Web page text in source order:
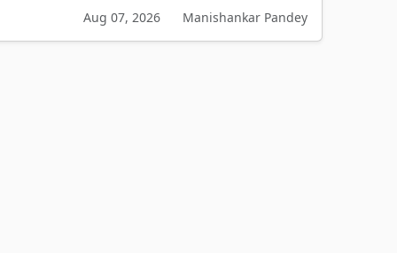
Aug 07, 2026 Manishankar Pandey